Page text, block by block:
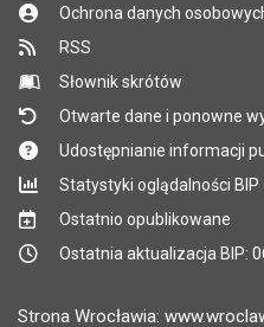
Ochrona danych
RSS
Słownik skrótów
Otwarte dane i ponowne
Udostępnianie informacji
Statystyki oglądalności BIP
Ostatnio opublikowane
Ostatnia aktualizacja BIP:
Strona Wrocławia: